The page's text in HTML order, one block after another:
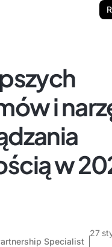
i
w
Specialist
27